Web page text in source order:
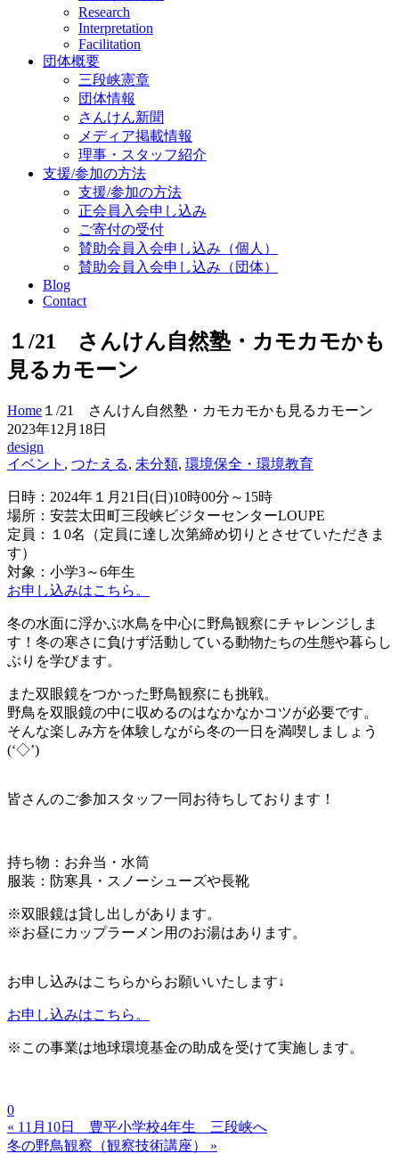
Research
Interpretation
Facilitation
団体概要
三段峡憲章
団体情報
さんけん新聞
メディア掲載情報
理事・スタッフ紹介
支援/参加の方法
支援/参加の方法
正会員入会申し込み
ご寄付の受付
賛助会員入会申し込み（個人）
賛助会員入会申し込み（団体）
Blog
Contact
１/21 さんけん自然塾・カモカモかも
見るカモーン
Home １/21 さんけん自然塾・カモカモかも見るカモーン
2023年12月18日
design
イベント , つたえる, 未分類, 環境保全・環境教育
日時：2024年１月21日(日)10時00分～15時
場所：安芸太田町三段峡ビジターセンターLOUPE
定員：１0名（定員に達し次第締め切りとさせていただきま
す）
対象：小学3～6年生
お申し込みはこちら。
冬の水面に浮かぶ水鳥を中心に野鳥観察にチャレンジしま
す！冬の寒さに負けず活動している動物たちの生態や暮らし
ぶりを学びます。
また双眼鏡をつかった野鳥観察にも挑戦。
野鳥を双眼鏡の中に収めるのはなかなかコツが必要です。
そんな楽しみ方を体験しながら冬の一日を満喫しましょう
(‘◇’)ゞ
皆さんのご参加スタッフ一同お待ちしております！
持ち物：お弁当・水筒
服装：防寒具・スノーシューズや長靴
※双眼鏡は貸し出しがあります。
※お昼にカップラーメン用のお湯はあります。
お申し込みはこちらからお願いいたします↓
お申し込みはこちら。
※この事業は地球環境基金の助成を受けて実施します。
0
« 11月10日 豊平小学校4年生 三段峡へ
冬の野鳥観察（観察技術講座） »